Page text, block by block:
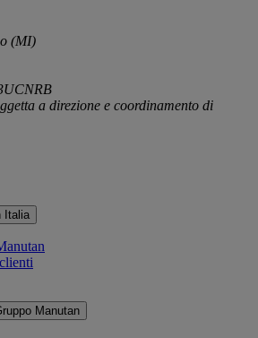
(MI)
a direzione e coordinamento di
Italia
Manutan